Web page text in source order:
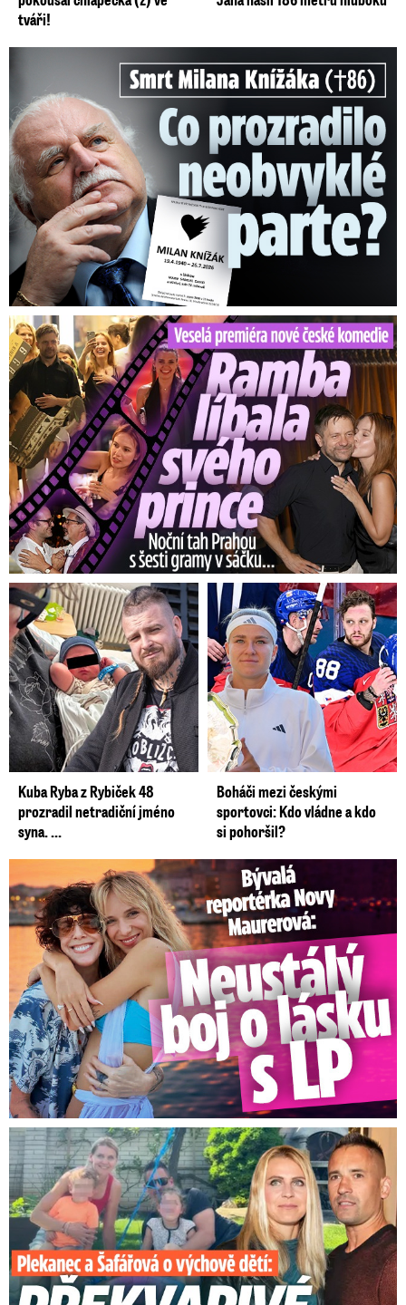
tváři!
Smrt Milana Knížáka (†86): Co prozradilo neobvyklé parte?
Veselá premiéra nové české komedie: Ramba líbala Mádla
Kuba Ryba z Rybiček 48
prozradil netradiční jméno
syna. ...
Boháči mezi českými
sportovci: Kdo vládne a kdo
si pohoršil?
Bývalá reportérka Novy Maurerová: Neustálý boj o lásku s ...
Plekanec a Šafářová o výchově dětí: Překvapivé přiznání